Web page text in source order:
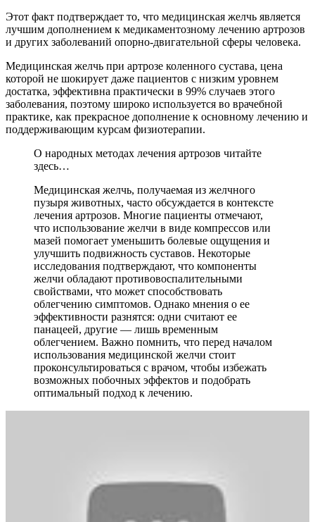
Этот факт подтверждает то, что медицинская желчь является
лучшим дополнением к медикаментозному лечению артрозов
и других заболеваний опорно-двигательной сферы человека.
Медицинская желчь при артрозе коленного сустава, цена
которой не шокирует даже пациентов с низким уровнем
достатка, эффективна практически в 99% случаев этого
заболевания, поэтому широко используется во врачебной
практике, как прекрасное дополнение к основному лечению и
поддерживающим курсам физиотерапии.
О народных методах лечения артрозов читайте
здесь…
Медицинская желчь, получаемая из желчного
пузыря животных, часто обсуждается в контексте
лечения артрозов. Многие пациенты отмечают,
что использование желчи в виде компрессов или
мазей помогает уменьшить болевые ощущения и
улучшить подвижность суставов. Некоторые
исследования подтверждают, что компоненты
желчи обладают противовоспалительными
свойствами, что может способствовать
облегчению симптомов. Однако мнения о ее
эффективности разнятся: одни считают ее
панацеей, другие — лишь временным
облегчением. Важно помнить, что перед началом
использования медицинской желчи стоит
проконсультироваться с врачом, чтобы избежать
возможных побочных эффектов и подобрать
оптимальный подход к лечению.